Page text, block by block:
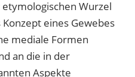
Wurzel
eines Gewebes
mediale Formen
an die in der
Aspekte